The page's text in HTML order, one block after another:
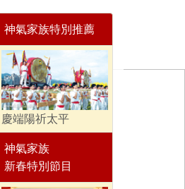
神氣家族特別推薦
慶端陽祈太平
神氣家族
新春特別節目